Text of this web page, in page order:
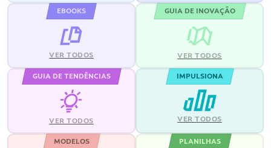
EBOOKS
VER TODOS
GUIA DE INOVAÇÃO
VER TODOS
GUIA DE TENDÊNCIAS
VER TODOS
IMPULSIONA
VER TODOS
MODELOS PLANILHAS